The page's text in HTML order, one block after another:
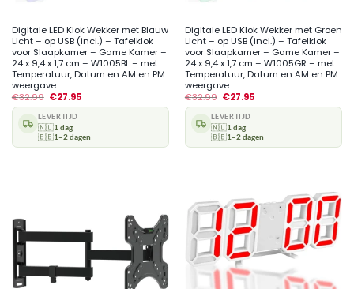
Digitale LED Klok Wekker met Blauw
Licht – op USB (incl.) – Tafelklok
voor Slaapkamer – Game Kamer –
24 x 9,4 x 1,7 cm – W1005BL – met
Temperatuur, Datum en AM en PM
weergave
€32.99 €27.95
LEVERTIJD
🇳🇱1 dag
🇧🇪1–2 dagen
Digitale LED Klok Wekker met Groen
Licht – op USB (incl.) – Tafelklok
voor Slaapkamer – Game Kamer –
24 x 9,4 x 1,7 cm – W1005GR – met
Temperatuur, Datum en AM en PM
weergave
€32.99 €27.95
LEVERTIJD
🇳🇱1 dag
🇧🇪1–2 dagen